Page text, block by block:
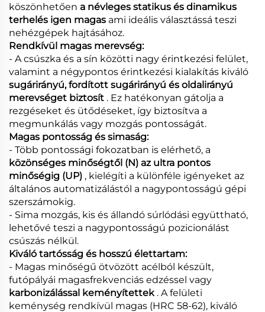
köszönhetően a névleges statikus és dinamikus
terhelés igen magas ami ideális választássá teszi
nehézgépek hajtásához.
Rendkívül magas merevség:
- A csúszka és a sín közötti nagy érintkezési felület,
valamint a négypontos érintkezési kialakítás kiváló
sugárirányú, fordított sugárirányú és oldalirányú
merevséget biztosít . Ez hatékonyan gátolja a
rezgéseket és ütődéseket, így biztosítva a
megmunkálás vagy mozgás pontosságát.
Magas pontosság és simaság:
- Több pontossági fokozatban is elérhető, a
közönséges minőségtől (N) az ultra pontos
minőségig (UP) , kielégíti a különféle igényeket az
általános automatizálástól a nagypontosságú gépi
szerszámokig.
- Sima mozgás, kis és állandó súrlódási együttható,
lehetővé teszi a nagypontosságú pozicionálást
csúszás nélkül.
Kiváló tartósság és hosszú élettartam:
- Magas minőségű ötvözött acélból készült,
futópályái magasfrekvenciás edzéssel vagy
karbonizálással keményítettek . A felületi
keménység rendkívül magas (HRC 58-62), kiváló